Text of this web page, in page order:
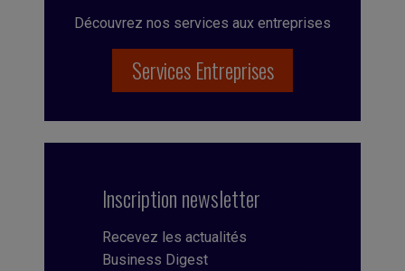
Découvrez nos services aux entreprises
Services Entreprises
Inscription newsletter
Recevez les actualités
Business Digest